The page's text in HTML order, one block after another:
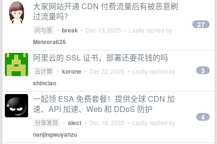
大家网站开通 CDN 付费流量后有被恶意刷
过流量吗？
问与答 • break • Dec 19, 2025 • Lastly replied by
Meteora626
27
阿里云的 SSL 证书，部署还要花钱的吗
云计算 • korone • Dec 22, 2025 • Lastly replied by
shinciao
3
一起领 ESA 免费套餐！提供全球 CDN 加
速、API 加速、Web 和 DDoS 防护
分享发现 • alect • Dec 18, 2025 • Lastly replied by
nanjingwuyanzu
4